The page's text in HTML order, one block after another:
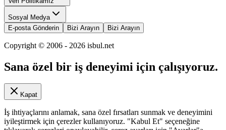
Sosyal Medya
E-posta Gönderin
Bizi Arayın Bizi Arayın
Copyright © 2006 - 2026 isbul.net
Sana özel bir iş deneyimi için çalışıyoruz.
Kapat
İş ihtiyaçlarını anlamak, sana özel fırsatları sunmak ve deneyimini
iyileştirmek için çerezler kullanıyoruz. "Kabul Et" seçeneğine